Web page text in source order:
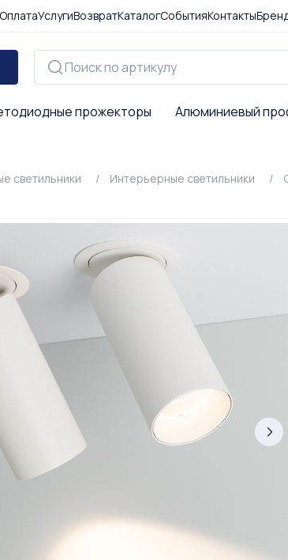
ОплатаУслугиВозвратКаталогСобытияКонтакты
прожекторы Алюминиевый
светильники Интерьерные светильники